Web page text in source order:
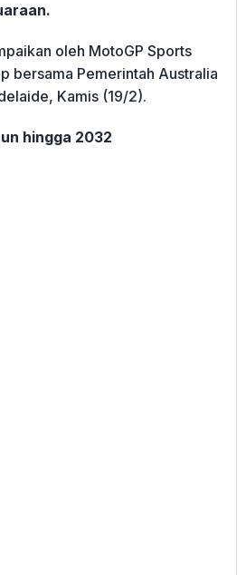
oleh MotoGP Sports
bersama Pemerintah Australia
Kamis (19/2).
hingga 2032